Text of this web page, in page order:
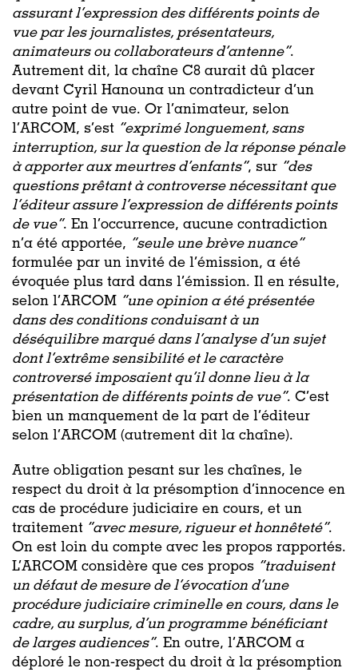
assurant l’expression des différents points de
vue par les journalistes, présentateurs,
animateurs ou collaborateurs d’antenne”.
Autrement dit, la chaîne C8 aurait dû placer
devant Cyril Hanouna un contradicteur d’un
autre point de vue. Or l’animateur, selon
l’ARCOM, s’est “exprimé longuement, sans
interruption, sur la question de la réponse pénale
à apporter aux meurtres d’enfants”, sur “des
questions prêtant à controverse nécessitant que
l’éditeur assure l’expression de différents points
de vue”. En l’occurrence, aucune contradiction
n’a été apportée, “seule une brève nuance”
formulée par un invité de l’émission, a été
évoquée plus tard dans l’émission. Il en résulte,
selon l’ARCOM “une opinion a été présentée
dans des conditions conduisant à un
déséquilibre marqué dans l’analyse d’un sujet
dont l’extrême sensibilité et le caractère
controversé imposaient qu’il donne lieu à la
présentation de différents points de vue”. C’est
bien un manquement de la part de l’éditeur
selon l’ARCOM (autrement dit la chaîne).
Autre obligation pesant sur les chaînes, le
respect du droit à la présomption d’innocence en
cas de procédure judiciaire en cours, et un
traitement “avec mesure, rigueur et honnêteté”.
On est loin du compte avec les propos rapportés.
L’ARCOM considère que ces propos ”traduisent
un défaut de mesure de l’évocation d’une
procédure judiciaire criminelle en cours, dans le
cadre, au surplus, d’un programme bénéficiant
de larges audiences”. En outre, l’ARCOM a
déploré le non-respect du droit à la présomption